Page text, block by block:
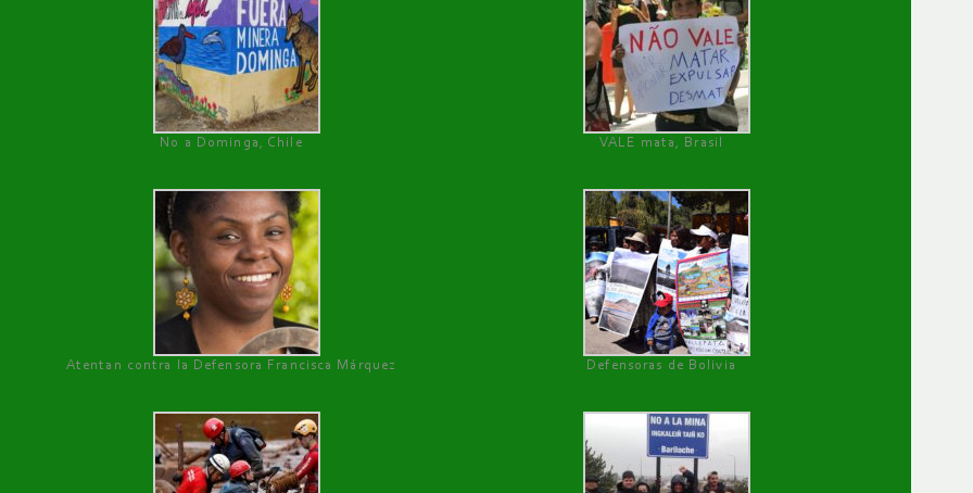
No a Dominga, Chile
VALE mata, Brasil
Atentan contra la Defensora Francisca Márquez Defensoras de Bolivia